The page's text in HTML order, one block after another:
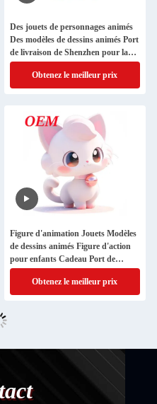
Des jouets de personnages animés
Des modèles de dessins animés Port
de livraison de Shenzhen pour la
couleur personnalisée
Obtenez le meilleur prix
Figure d'animation Jouets Modèles
de dessins animés Figure d'action
pour enfants Cadeau Port de
livraison Shenzhen
Obtenez le meilleur prix